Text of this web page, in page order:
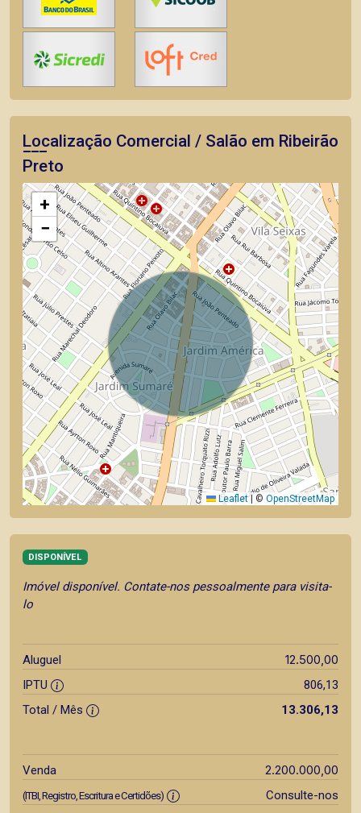
Localização Comercial / Salão em Ribeirão
Preto
+
−
Leaflet © OpenStreetMap
DISPONÍVEL
Imóvel disponível. Contate-nos pessoalmente para visita-
lo
Aluguel 12.500,00
IPTU
806,13
Total / Mês
13.306,13
Venda 2.200.000,00
(ITBI, Registro, Escritura e Certidões) Consulte-nos